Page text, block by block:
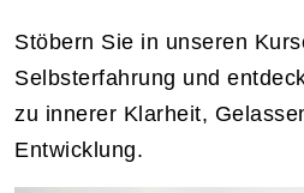
Stöbern Sie in unseren
Selbsterfahrung und
zu innerer Klarheit,
Entwicklung.